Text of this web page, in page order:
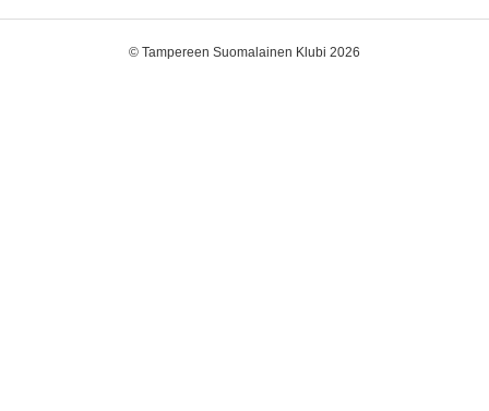
© Tampereen Suomalainen Klubi 2026